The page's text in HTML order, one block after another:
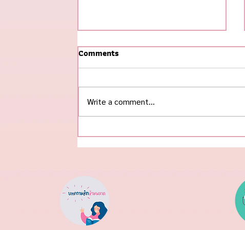
Comments
Write a comment...